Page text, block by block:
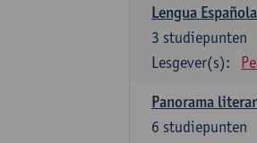
Lengua
3 studiepunten
Lesgever(s):
Panorama
6 studiepunten